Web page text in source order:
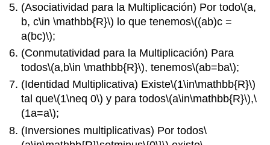
(Asociatividad para la Multiplicación) Por todo\(a,
b, c\in \mathbb{R}\) lo que tenemos\((ab)c =
a(bc)\);
(Conmutatividad para la Multiplicación) Para
todos\(a,b\in \mathbb{R}\), tenemos\(ab=ba\);
(Identidad Multiplicativa) Existe\(1\in\mathbb{R}\)
tal que\(1\neq 0\) y para todos\(a\in\mathbb{R}\),\
(1a=a\);
(Inversiones multiplicativas) Por todos\